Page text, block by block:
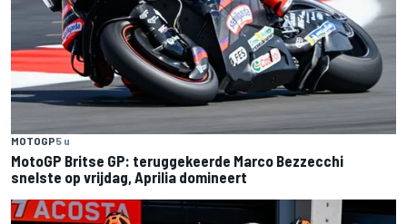
MOTOGP5 u
MotoGP Britse GP: teruggekeerde Marco Bezzecchi
snelste op vrijdag, Aprilia domineert